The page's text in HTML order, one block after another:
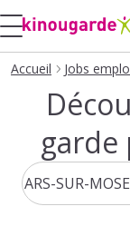
Accueil Jobs
garde